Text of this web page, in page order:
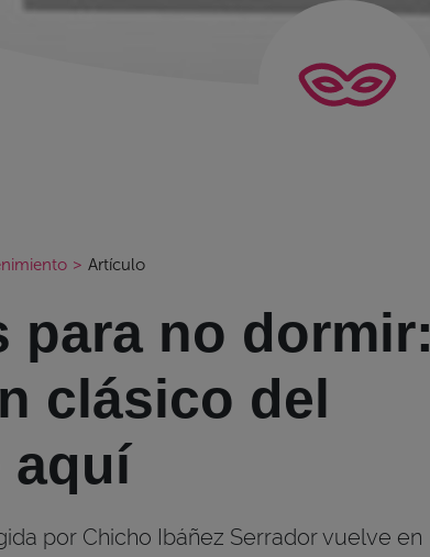
> Artículo
para no dormir:
clásico del
aquí
por Chicho Ibáñez Serrador vuelve en